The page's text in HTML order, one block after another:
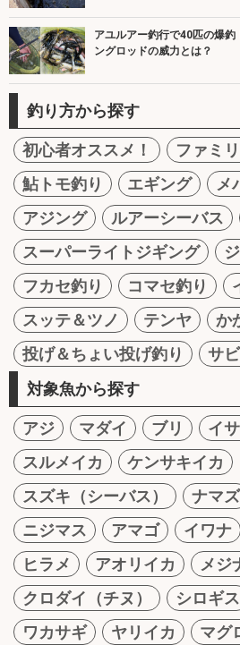
アユルアー釣行で40匹の爆
ングロッドの威力とは？
釣り方から探す
初心者オススメ！
ファミ
鮎トモ釣り
エギング
メ
アジング
ルアーシーバス
スーパーライトジギング
フカセ釣り
コマセ釣り
スッテ＆ツノ
テンヤ
か
投げ＆ちょい投げ釣り
サ
対象魚から探す
アジ マダイ ブリ イ
スルメイカ
ケンサキイカ
スズキ（シーバス）
ナマズ
ニジマス
アマゴ イワナ
ヒラメ
アオリイカ
メジ
クロダイ（チヌ）
シロギス
ワカサギ
ヤリイカ マグ